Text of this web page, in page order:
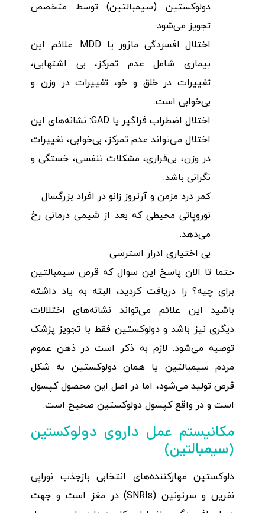
دولوکستین (سیمبالتین) توسط متخصص
تجویز می‌شود.
اختلال افسردگی ماژور یا MDD: علائم این
بیماری شامل عدم تمرکز، بی اشتهایی،
تغییرات در خلق و خو، تغییرات در وزن و
بی‌خوابی است.
اختلال اضطراب فراگیر یا GAD: نشانه‌های این
اختلال می‌تواند عدم تمرکز، بی‌خوابی، تغییرات
در وزن، بی‌قراری، مشکلات تنفسی، خستگی و
نگرانی باشد.
کمر درد مزمن و آرتروز زانو در افراد بزرگسال
نوروپاتی محیطی که بعد از شیمی درمانی رخ
می‌دهد.
بی اختیاری ادرار استرسی
حتما تا الان پاسخ این سوال که قرص سیمبالتین
برای چیه؟ را دریافت کردید، البته به یاد داشته
باشید این علائم می‌تواند نشانه‌های اختلالات
دیگری نیز باشد و دولوکستین فقط با تجویز پزشک
توصیه می‌شود. لازم به ذکر است در ذهن عموم
مردم سیمبالتین یا همان دولوکستین به شکل
قرص تولید می‌شود، اما در اصل این محصول کپسول
است و در واقع کپسول دولوکستین صحیح است.
مکانیستم عمل داروی دولوکستین
(سیمبالتین)
دلوکستین مهارکننده‌های انتخابی بازجذب نوراپی
نفرین و سرتونین (SNRIs) در مغز است و جهت